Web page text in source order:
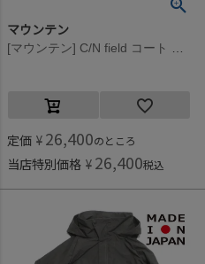
マウンテン
[マウンテン] C/N field コート カーキ
定価 ¥ 26,400のところ
当店特別価格 ¥ 26,400税込